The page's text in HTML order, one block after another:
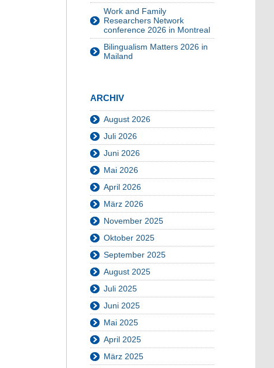
Work and Family
Researchers Network
conference 2026 in Montreal
Bilingualism Matters 2026 in
Mailand
ARCHIV
August 2026
Juli 2026
Juni 2026
Mai 2026
April 2026
März 2026
November 2025
Oktober 2025
September 2025
August 2025
Juli 2025
Juni 2025
Mai 2025
April 2025
März 2025